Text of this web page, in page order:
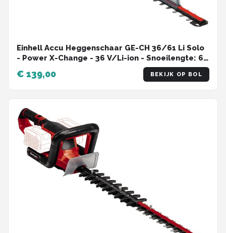
Einhell Accu Heggenschaar GE-CH 36/61 Li Solo
- Power X-Change - 36 V/Li-ion - Snoeilengte: 61
cm - Tandafstand: 26 mm - Incl. mesafdekking -
Excl. accu en lader
€ 139,00 BEKIJK OP BOL